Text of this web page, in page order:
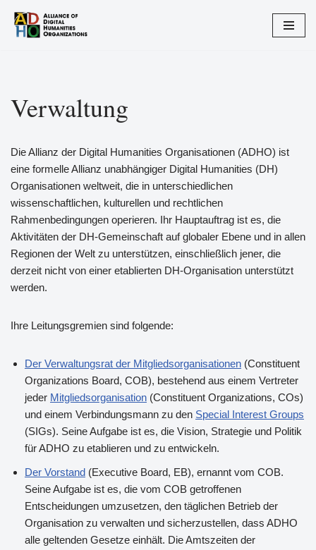
Zum
Verwaltung
Die Allianz der Digital Humanities Organisationen (ADHO) ist
eine formelle Allianz unabhängiger Digital Humanities (DH)
Organisationen weltweit, die in unterschiedlichen
wissenschaftlichen, kulturellen und rechtlichen
Rahmenbedingungen operieren. Ihr Hauptauftrag ist es, die
Aktivitäten der DH-Gemeinschaft auf globaler Ebene und in allen
Regionen der Welt zu unterstützen, einschließlich jener, die
derzeit nicht von einer etablierten DH-Organisation unterstützt
werden.
Ihre Leitungsgremien sind folgende:
Der Verwaltungsrat der Mitgliedsorganisationen (Constituent
Organizations Board, COB), bestehend aus einem Vertreter
jeder Mitgliedsorganisation (Constituent Organizations, COs)
und einem Verbindungsmann zu den Special Interest Groups
(SIGs). Seine Aufgabe ist es, die Vision, Strategie und Politik
für ADHO zu etablieren und zu entwickeln.
Der Vorstand (Executive Board, EB), ernannt vom COB.
Seine Aufgabe ist es, die vom COB getroffenen
Entscheidungen umzusetzen, den täglichen Betrieb der
Organisation zu verwalten und sicherzustellen, dass ADHO
alle geltenden Gesetze einhält. Die Amtszeiten der